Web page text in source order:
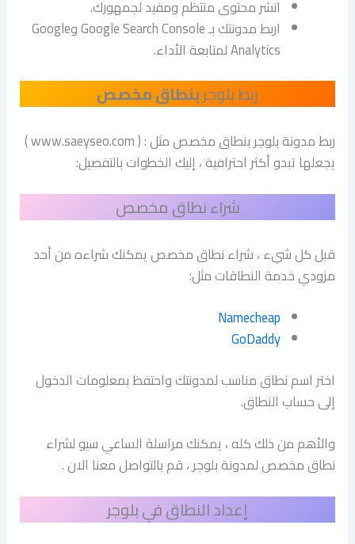
انشر محتوى منتظم ومفيد لجمهورك.
اربط مدونتك بـ Google Search Console وGoogle
Analytics لمتابعة الأداء.
ربط بلوجربنطاق مخصص
ربط مدونة بلوجر بنطاق مخصص مثل : ( www.saeyseo.com )
يجعلها تبدو أكثر احترافية ، إليك الخطوات بالتفصيل:
شراء نطاق مخصص
قبل كل شيء ، شراء نطاق مخصص يمكنك شراءه من أحد
مزودي خدمة النطاقات مثل:
Namecheap
GoDaddy
اختر اسم نطاق مناسب لمدونتك واحتفظ بمعلومات الدخول
إلى حساب النطاق.
والأهم من ذلك كله ، يمكنك مراسلة الساعي سيو لشراء
نطاق مخصص لمدونة بلوجر ، قم بالتواصل معنا الان .
إعداد النطاق في بلوجر